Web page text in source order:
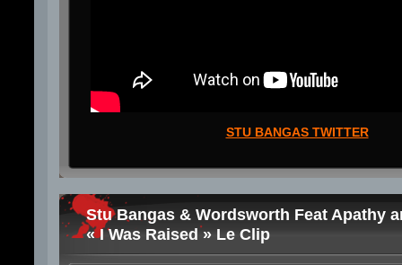
STU BANGAS TWITTER
Stu Bangas & Wordsworth Feat Apathy
« I Was Raised » Le Clip